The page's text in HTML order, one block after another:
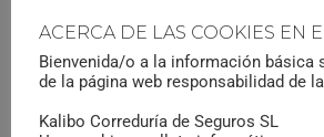
medicación más adecuada.
-Cambios en el celo:Si tu gata no
sabrás que con la llegada de la
ACERCA DE LAS COOKIES EN
Bienvenida/o a la información básica
de la página web responsabilidad de
Kalibo Correduría de Seguros SL